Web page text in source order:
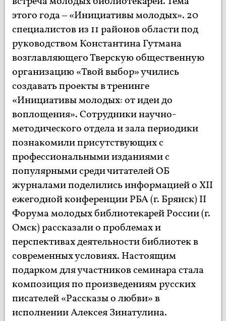
этого года – «Инициативы молодых». 20
специалистов из 11 районов области под
руководством Константина Гутмана
возглавляющего Тверскую общественную
организацию «Твой выбор» учились
создавать проекты в тренинге
«Инициативы молодых: от идеи до
воплощения». Сотрудники научно-
методического отдела и зала периодики
познакомили присутствующих с
профессиональными изданиями с
популярными среди читателей ОБ
журналами поделились информацией о ХII
ежегодной конференции РБА (г. Брянск) II
Форума молодых библиотекарей России (г.
Омск) рассказали о проблемах и
перспективах деятельности библиотек в
современных условиях. Настоящим
подарком для участников семинара стала
композиция по произведениям русских
писателей «Рассказы о любви» в
исполнении Алексея Зинатулина.